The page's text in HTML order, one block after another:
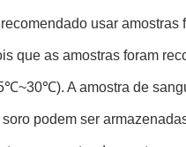
usar
que as amostras foram
A amostra de
soro podem ser